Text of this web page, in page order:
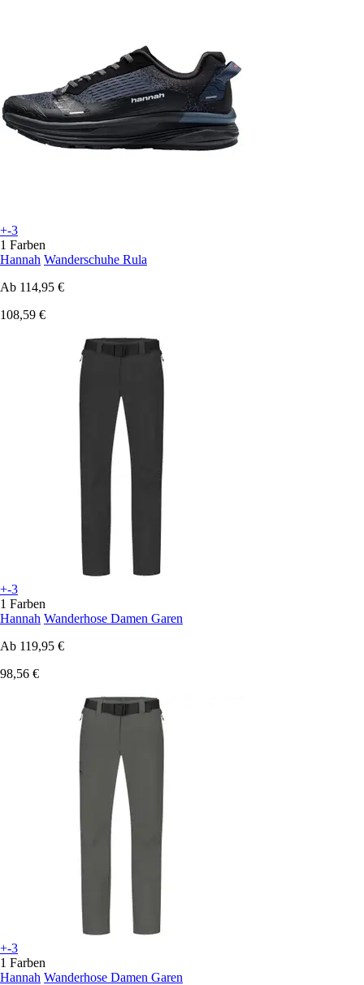
+-3
1 Farben
Hannah Wanderschuhe Rula
Ab 114,95 €
108,59 €
+-3
1 Farben
Hannah Wanderhose Damen Garen
Ab 119,95 €
98,56 €
+-3
1 Farben
Hannah Wanderhose Damen Garen